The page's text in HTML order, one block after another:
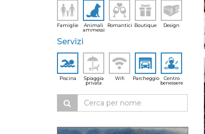
Famiglie
Animali
ammessi
Romantici Boutique Design
Servizi
Piscina
Spiaggia
privata
Wifi Parcheggio
Centro
benessere